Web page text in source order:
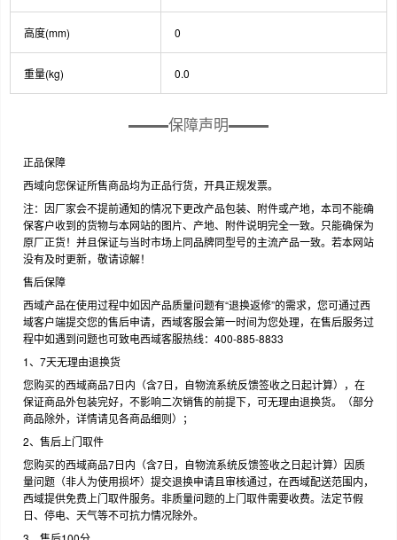
高度(mm) 0
重量(kg) 0.0
保障声明
正品保障
西域向您保证所售商品均为正品行货，开具正规发票。
注：因厂家会不提前通知的情况下更改产品包装、附件或产地，本司不能确
保客户收到的货物与本网站的图片、产地、附件说明完全一致。只能确保为
原厂正货！并且保证与当时市场上同品牌同型号的主流产品一致。若本网站
没有及时更新，敬请谅解！
售后保障
西域产品在使用过程中如因产品质量问题有“退换返修”的需求，您可通过西
域客户端提交您的售后申请，西域客服会第一时间为您处理，在售后服务过
程中如遇到问题也可致电西域客服热线：400-885-8833
1、7天无理由退换货
您购买的西域商品7日内（含7日，自物流系统反馈签收之日起计算），在
保证商品外包装完好，不影响二次销售的前提下，可无理由退换货。（部分
商品除外，详情请见各商品细则）；
2、售后上门取件
您购买的西域商品7日内（含7日，自物流系统反馈签收之日起计算）因质
量问题（非人为使用损坏）提交退换申请且审核通过，在西域配送范围内，
西域提供免费上门取件服务。非质量问题的上门取件需要收费。法定节假
日、停电、天气等不可抗力情况除外。